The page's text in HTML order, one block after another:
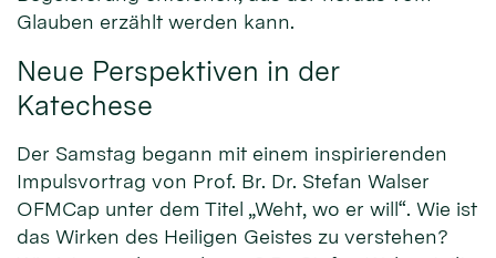
Glauben erzählt werden kann.
Neue Perspektiven in der
Katechese
Der Samstag begann mit einem inspirierenden
Impulsvortrag von Prof. Br. Dr. Stefan Walser
OFMCap unter dem Titel „Weht, wo er will“. Wie ist
das Wirken des Heiligen Geistes zu verstehen?